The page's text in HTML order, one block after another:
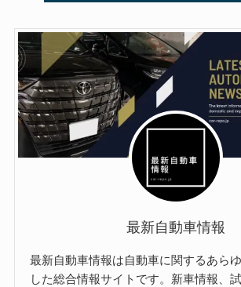
最新自動車情報
最新自動車情報は自動車に関するあら
した総合情報サイトです。新車情報、試